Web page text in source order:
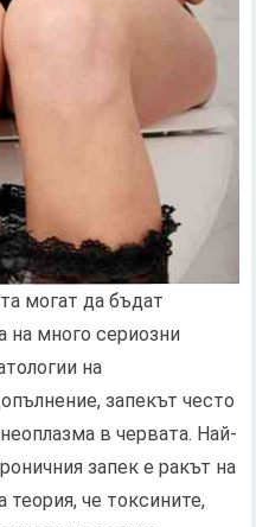
могат да бъдат
на много сериозни
на
запекът често
в червата. Най-
запек е ракът на
че токсините,